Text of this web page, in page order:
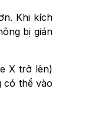
Khi kích
bị gián
X trở lên)
có thể vào